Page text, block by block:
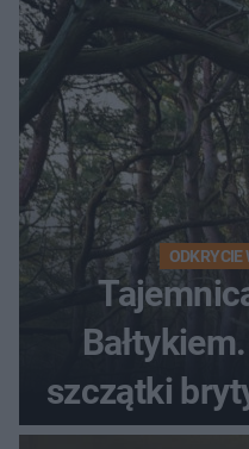
ODKRYCIE
szczątki